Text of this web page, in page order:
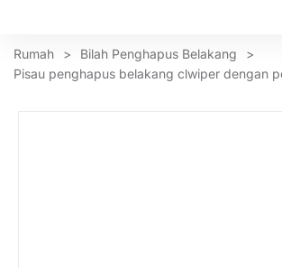
Rumah > Bilah Penghapus Belakang
>
Pisau penghapus belakang clwiper dengan